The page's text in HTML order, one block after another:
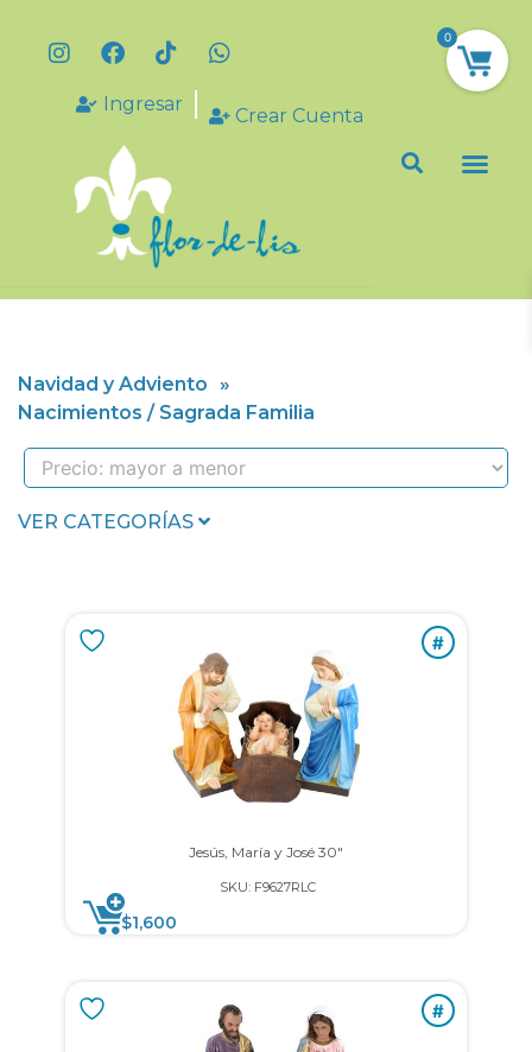
Ingresar
Crear Cuenta
Navidad y Adviento »
Nacimientos / Sagrada Familia
VER CATEGORÍAS
#
Jesús, María y José 30″
SKU: F9627RLC
$1,600
#
0